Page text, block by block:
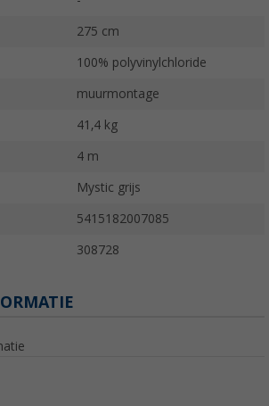
275 cm
100% polyvinylchloride
muurmontage
41,4 kg
4 m
Mystic grijs
5415182007085
308728